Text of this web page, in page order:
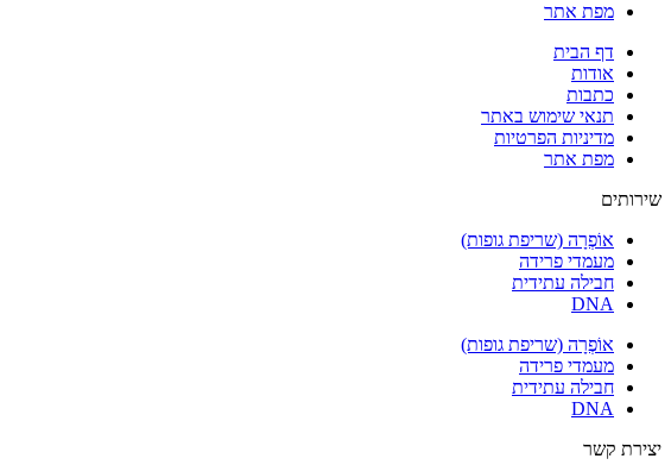
מפת אתר
דף הבית
אודות
כתבות
תנאי שימוש באתר
מדיניות הפרטיות
מפת אתר
שירותים
אוֹפְרָה (שריפת גופות)
מעמדי פרידה
חבילה עתידית
DNA
אוֹפְרָה (שריפת גופות)
מעמדי פרידה
חבילה עתידית
DNA
יצירת קשר